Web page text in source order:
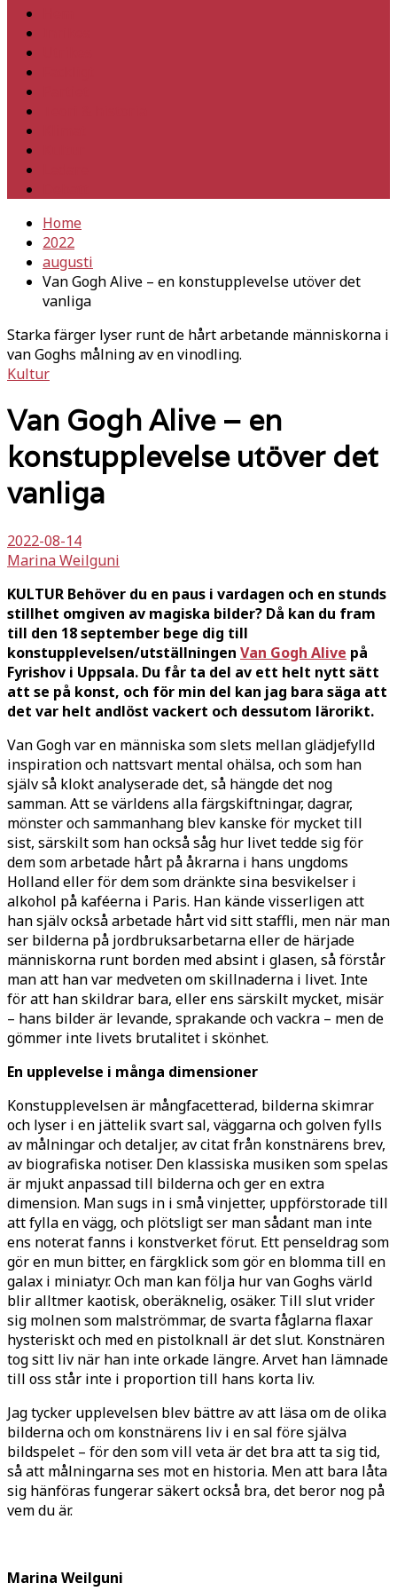
Home
2022
augusti
Van Gogh Alive – en konstupplevelse utöver det
vanliga
Starka färger lyser runt de hårt arbetande människorna i
van Goghs målning av en vinodling.
Kultur
Van Gogh Alive – en
konstupplevelse utöver det
vanliga
2022-08-14
Marina Weilguni
KULTUR Behöver du en paus i vardagen och en stunds
stillhet omgiven av magiska bilder? Då kan du fram
till den 18 september bege dig till
konstupplevelsen/utställningen Van Gogh Alive på
Fyrishov i Uppsala. Du får ta del av ett helt nytt sätt
att se på konst, och för min del kan jag bara säga att
det var helt andlöst vackert och dessutom lärorikt.
Van Gogh var en människa som slets mellan glädjefylld
inspiration och nattsvart mental ohälsa, och som han
själv så klokt analyserade det, så hängde det nog
samman. Att se världens alla färgskiftningar, dagrar,
mönster och sammanhang blev kanske för mycket till
sist, särskilt som han också såg hur livet tedde sig för
dem som arbetade hårt på åkrarna i hans ungdoms
Holland eller för dem som dränkte sina besvikelser i
alkohol på kaféerna i Paris. Han kände visserligen att
han själv också arbetade hårt vid sitt staffli, men när man
ser bilderna på jordbruksarbetarna eller de härjade
människorna runt borden med absint i glasen, så förstår
man att han var medveten om skillnaderna i livet. Inte
för att han skildrar bara, eller ens särskilt mycket, misär
– hans bilder är levande, sprakande och vackra – men de
gömmer inte livets brutalitet i skönhet.
En upplevelse i många dimensioner
Konstupplevelsen är mångfacetterad, bilderna skimrar
och lyser i en jättelik svart sal, väggarna och golven fylls
av målningar och detaljer, av citat från konstnärens brev,
av biografiska notiser. Den klassiska musiken som spelas
är mjukt anpassad till bilderna och ger en extra
dimension. Man sugs in i små vinjetter, uppförstorade till
att fylla en vägg, och plötsligt ser man sådant man inte
ens noterat fanns i konstverket förut. Ett penseldrag som
gör en mun bitter, en färgklick som gör en blomma till en
galax i miniatyr. Och man kan följa hur van Goghs värld
blir alltmer kaotisk, oberäknelig, osäker. Till slut vrider
sig molnen som malströmmar, de svarta fåglarna flaxar
hysteriskt och med en pistolknall är det slut. Konstnären
tog sitt liv när han inte orkade längre. Arvet han lämnade
till oss står inte i proportion till hans korta liv.
Jag tycker upplevelsen blev bättre av att läsa om de olika
bilderna och om konstnärens liv i en sal före själva
bildspelet – för den som vill veta är det bra att ta sig tid,
så att målningarna ses mot en historia. Men att bara låta
sig hänföras fungerar säkert också bra, det beror nog på
vem du är.
Marina Weilguni